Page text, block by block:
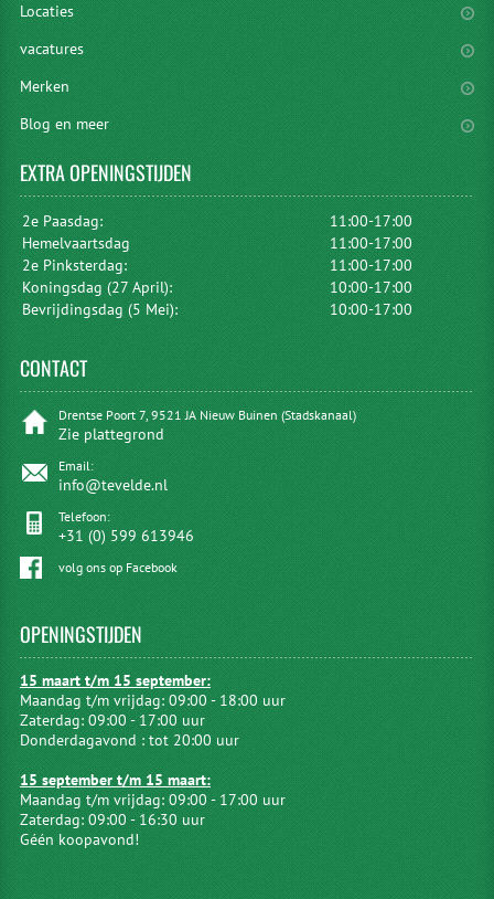
Locaties
vacatures
Merken
Blog en meer
EXTRAOPENINGSTIJDEN
2e Paasdag:
11:00-17:00
Hemelvaartsdag
11:00-17:00
2e Pinksterdag:
11:00-17:00
Koningsdag (27 April):
10:00-17:00
Bevrijdingsdag (5 Mei):
10:00-17:00
CONTACT
Drentse Poort 7, 9521 JA Nieuw Buinen (Stadskanaal)
Zie plattegrond
Email:
info@tevelde.nl
Telefoon:
+31 (0) 599 613946
volg ons op Facebook
OPENINGSTIJDEN
15 maart t/m 15 september:
Maandag t/m vrijdag: 09:00 - 18:00 uur
Zaterdag: 09:00 - 17:00 uur
Donderdagavond : tot 20:00 uur
15 september t/m 15 maart:
Maandag t/m vrijdag: 09:00 - 17:00 uur
Zaterdag: 09:00 - 16:30 uur
Géén koopavond!